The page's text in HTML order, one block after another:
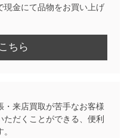
現金にて品物をお買い上げ
ちら
・来店買取が苦手なお客様
ただくことができる、便利